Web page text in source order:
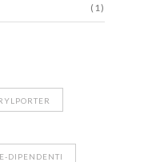
(1)
DIPENDENTI